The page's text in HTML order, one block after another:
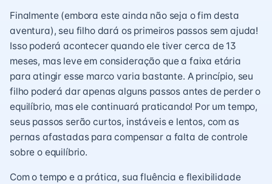
Finalmente (embora este ainda não seja o fim desta
aventura), seu filho dará os primeiros passos sem ajuda!
Isso poderá acontecer quando ele tiver cerca de 13
meses, mas leve em consideração que a faixa etária
para atingir esse marco varia bastante. A princípio, seu
filho poderá dar apenas alguns passos antes de perder o
equilíbrio, mas ele continuará praticando! Por um tempo,
seus passos serão curtos, instáveis e lentos, com as
pernas afastadas para compensar a falta de controle
sobre o equilíbrio.
Com o tempo e a prática, sua fluência e flexibilidade